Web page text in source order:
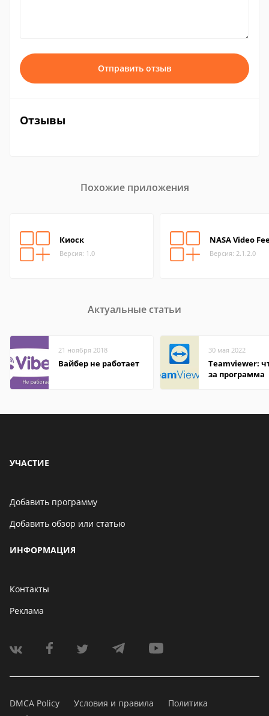
Отправить отзыв
Отзывы
Похожие приложения
Киоск
Версия: 1.0
NASA Video
Версия: 2.1.2.0
Актуальные статьи
21 ноября 2018
Вайбер не работает
30 мая 2022
Teamviewer:
за программа
УЧАСТИЕ
Добавить программу
Добавить обзор или статью
ИНФОРМАЦИЯ
Контакты
Реклама
DMCA Policy Условия и правила
Политика